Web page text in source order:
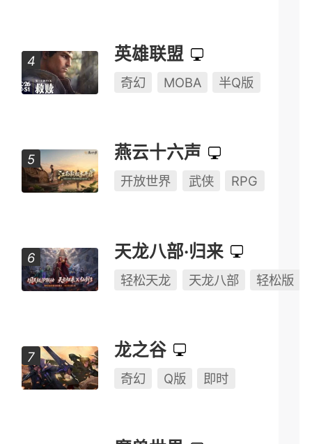
英雄联盟
奇幻 MOBA 半Q版
燕云十六声
开放世界 武侠 RPG
天龙八部·归来
轻松天龙 天龙八部 轻松版
龙之谷
奇幻 Q版 即时